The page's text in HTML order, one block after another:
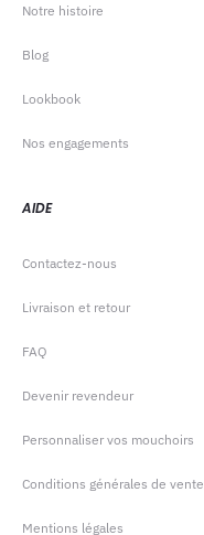
Notre histoire
Blog
Lookbook
Nos engagements
AIDE
Contactez-nous
Livraison et retour
FAQ
Devenir revendeur
Personnaliser vos mouchoirs
Conditions générales de vente
Mentions légales